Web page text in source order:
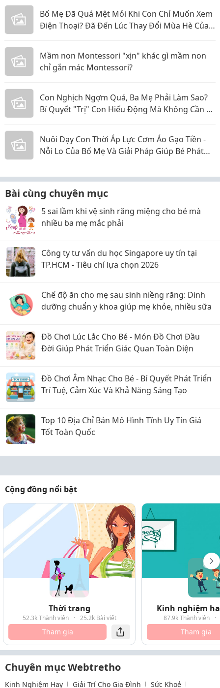
Bố Mẹ Đã Quá Mệt Mỏi Khi Con Chỉ Muốn Xem
Điện Thoại? Đã Đến Lúc Thay Đổi Mùa Hè Của
Mầm non Montessori "xịn" khác gì mầm non
chỉ gắn mác Montessori?
Con Nghịch Ngợm Quá, Ba Mẹ Phải Làm Sao?
Bí Quyết "Trị" Con Hiếu Động Mà Không Cần La
Nuôi Dạy Con Thời Áp Lực Cơm Áo Gạo Tiền -
Nỗi Lo Của Bố Mẹ Và Giải Pháp Giúp Bé Phát
Bài cùng chuyên mục
5 sai lầm khi vệ sinh răng miệng cho bé mà
nhiều ba mẹ mắc phải
Công ty tư vấn du học Singapore uy tín tại
TP.HCM - Tiêu chí lựa chọn 2026
Chế độ ăn cho mẹ sau sinh niềng răng: Dinh
dưỡng chuẩn y khoa giúp mẹ khỏe, nhiều sữa
Đồ Chơi Lúc Lắc Cho Bé - Món Đồ Chơi Đầu
Đời Giúp Phát Triển Giác Quan Toàn Diện
Đồ Chơi Âm Nhạc Cho Bé - Bí Quyết Phát Triển
Trí Tuệ, Cảm Xúc Và Khả Năng Sáng Tạo
Top 10 Địa Chỉ Bán Mô Hình Tĩnh Uy Tín Giá
Tốt Toàn Quốc
Cộng đồng nổi bật
Thời trang
52.3k Thành viên · 25.2k Bài viết
Tham gia
Kinh nghiệm
87.9k Thành viên ·
Tham gia
Chuyên mục Webtretho
Kinh Nghiệm Hay Giải Trí Cho Gia Đình Sức Khoẻ